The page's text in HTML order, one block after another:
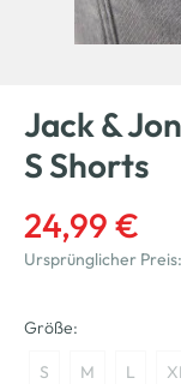
Jack &
S Shorts
24,99 €
Ursprünglicher Preis:
Größe:
S M L